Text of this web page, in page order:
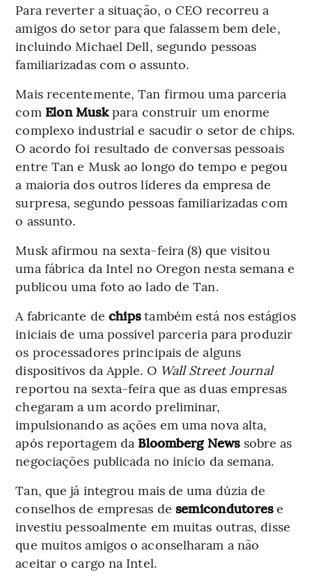
Para reverter a situação, o CEO recorreu a
amigos do setor para que falassem bem dele,
incluindo Michael Dell, segundo pessoas
familiarizadas com o assunto.
Mais recentemente, Tan firmou uma parceria
com Elon Muskpara construir um enorme
complexo industrial e sacudir o setor de chips.
O acordo foi resultado de conversas pessoais
entre Tan e Musk ao longo do tempo e pegou
a maioria dos outros líderes da empresa de
surpresa, segundo pessoas familiarizadas com
o assunto.
Musk afirmou na sexta-feira (8) que visitou
uma fábrica da Intel no Oregon nesta semana e
publicou uma foto ao lado de Tan.
A fabricante de chipstambém está nos estágios
iniciais de uma possível parceria para produzir
os processadores principais de alguns
dispositivos da Apple. OWall Street Journal
reportou na sexta-feira que as duas empresas
chegaram a um acordo preliminar,
impulsionando as ações em uma nova alta,
após reportagem da Bloomberg Newssobre as
negociações publicada no início da semana.
Tan, que já integrou mais de uma dúzia de
conselhos de empresas de semicondutorese
investiu pessoalmente em muitas outras, disse
que muitos amigos o aconselharam a não
aceitar o cargo na Intel.